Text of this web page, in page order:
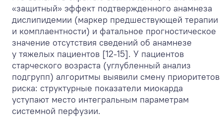
«защитный» эффект подтвержденного анамнеза
дислипидемии (маркер предшествующей терапии
и комплаентности) и фатальное прогностическое
значение отсутствия сведений об анамнезе
у тяжелых пациентов [12-15]. У пациентов
старческого возраста (углубленный анализ
подгрупп) алгоритмы выявили смену приоритетов
риска: структурные показатели миокарда
уступают место интегральным параметрам
системной перфузии.